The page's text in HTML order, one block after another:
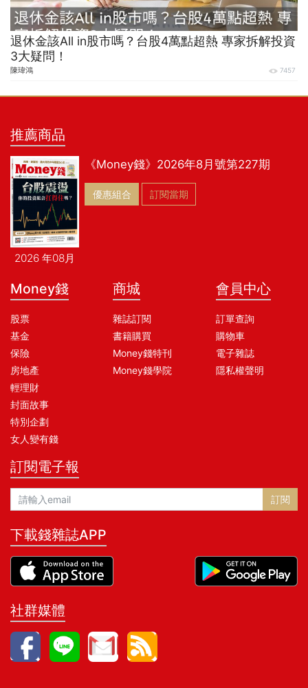
退休金該All in股市嗎？台股4萬點超熱 專家拆解投資
3大疑問！
陳瑋鴻 7457
推薦商品
2026 年08月
《Money錢》2026年8月號第227期
優惠組合 訂閱當期
Money錢
股票
基金
保險
房地產
輕理財
封面故事
特別企劃
女人變有錢
商城
雜誌訂閱
書籍購買
Money錢特刊
Money錢學院
會員中心
訂單查詢
購物車
電子雜誌
隱私權聲明
訂閱電子報
訂閱
下載錢雜誌APP
社群媒體